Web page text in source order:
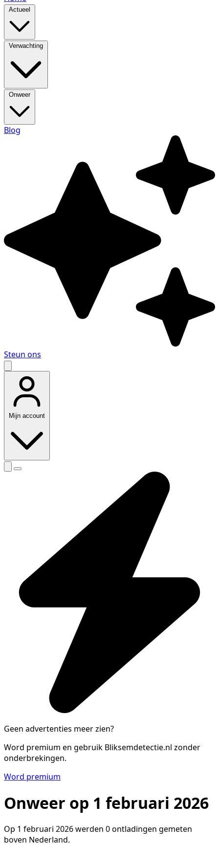
Actueel
Verwachting
Onweer
Blog
Steun ons
Mijn account
Geen advertenties meer zien?
Word premium en gebruik Bliksemdetectie.nl zonder
onderbrekingen.
Word premium
Onweer op 1 februari 2026
Op 1 februari 2026 werden 0 ontladingen gemeten
boven Nederland.